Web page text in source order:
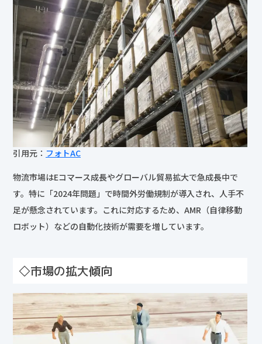
引用元： フォトAC
物流市場はEコマース成長やグローバル貿易拡大で急成長中で
す。特に「2024年問題」で時間外労働規制が導入され、人手不
足が懸念されています。これに対応するため、AMR（自律移動
ロボット）などの自動化技術が需要を増しています。
◇市場の拡大傾向